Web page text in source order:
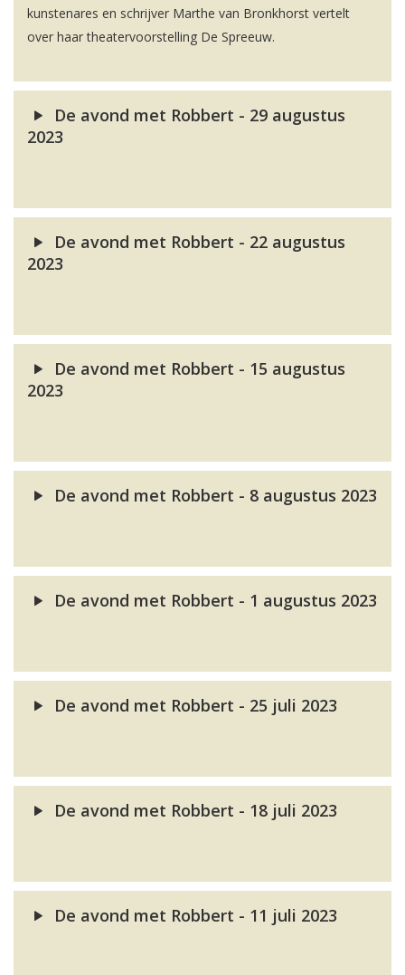
kunstenares en schrijver Marthe van Bronkhorst vertelt
over haar theatervoorstelling De Spreeuw.
De avond met Robbert - 29 augustus
2023
De avond met Robbert - 22 augustus
2023
De avond met Robbert - 15 augustus
2023
De avond met Robbert - 8 augustus 2023
De avond met Robbert - 1 augustus 2023
De avond met Robbert - 25 juli 2023
De avond met Robbert - 18 juli 2023
De avond met Robbert - 11 juli 2023